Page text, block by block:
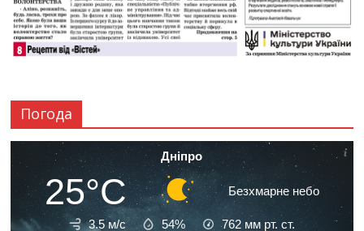
Погода
Дніпро
25°C Безхмарне небо
3.5 м/с 54% 762 мм рт. ст.